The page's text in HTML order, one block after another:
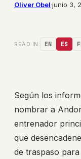
Oliver Obel·junio 3,
READ IN: EN ES
Según los
nombrar a
entrenador
que
de traspaso